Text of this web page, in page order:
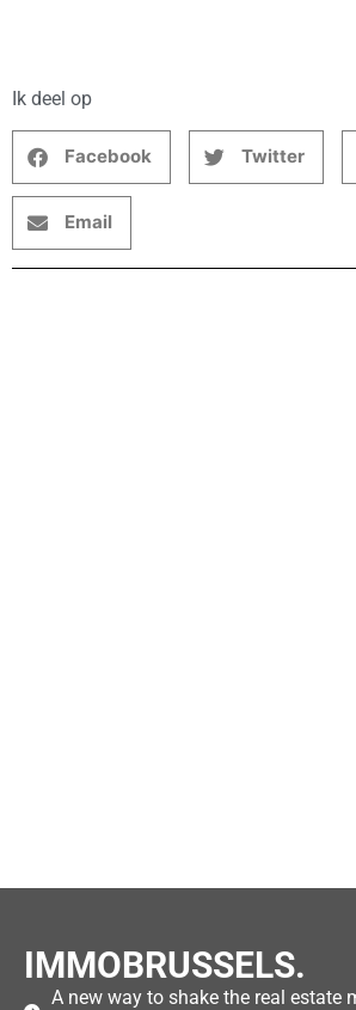
Ik deel op
Facebook Twitter
Email
IMMOBRUSSELS.
A new way to shake the real estate